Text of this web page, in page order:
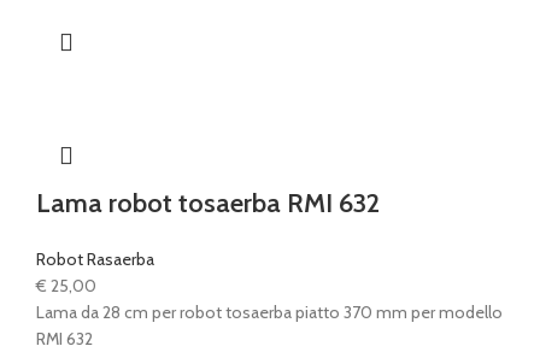
Lama robot tosaerba RMI 632
Robot Rasaerba
€ 25,00
Lama da 28 cm per robot tosaerba piatto 370 mm per modello
RMI 632